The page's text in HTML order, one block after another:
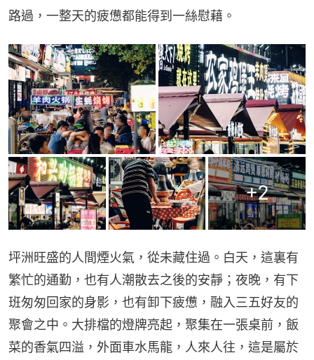
路過，一整天的疲憊都能得到一絲慰藉。
+2
坪洲旺盛的人間煙火氣，從未藏住過。白天，這裏有
繁忙的通勤，也有人潮散去之後的安靜；夜晚，有下
班匆匆回家的身影，也有卸下疲憊，融入三五好友的
聚會之中。大排檔的燈牌亮起，聚集在一張桌前，飯
菜的香氣四溢，外面車水馬龍，人來人往，這是屬於